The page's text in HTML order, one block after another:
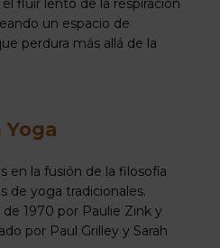
fluir lento de la respiración
un espacio de
perdura más allá de la
en la fusión de la filosofía
de yoga tradicionales.
1970 por Paulie Zink y
por Paul Grilley y Sarah